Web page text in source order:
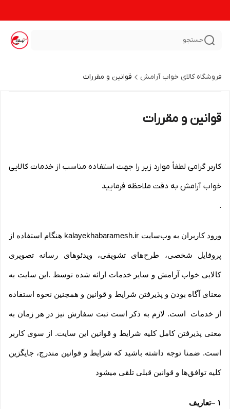
جستجو
فروشگاه کالای خواب آرامش قوانین و مقررات
قوانین و مقررات
کاربر گرامی لطفاً موارد زیر را جهت استفاده مناسب از خدمات کالایی
خواب آرامش به دقت ملاحظه فرمایید
.
ورود کاربران به وب‏‌سایت kalayekhabaramesh.ir هنگام استفاده از
پروفایل شخصی، طرح‏‌های تشویقی، ویدئوهای رسانه تصویری
کالایی خواب آرامش و سایر خدمات ارائه شده توسط .این سایت به
معنای آگاه بودن و پذیرفتن شرایط و قوانین و همچنین نحوه استفاده
از خدمات است. لازم به ذکر است ثبت سفارش نیز در هر زمان به
معنی پذیرفتن کامل کلیه شرایط و قوانین این سایت. از سوی کاربر
است. ضمنا توجه داشته باشید که شرایط و قوانین مندرج، جایگزین
کلیه توافق‏‌ها و قوانین قبلی تلقی میشود
۱ –تعاریف